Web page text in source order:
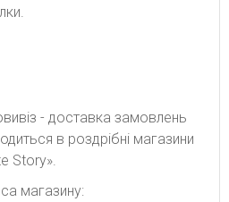
- доставка замовлень
в роздрібні магазини
Story».
магазину: